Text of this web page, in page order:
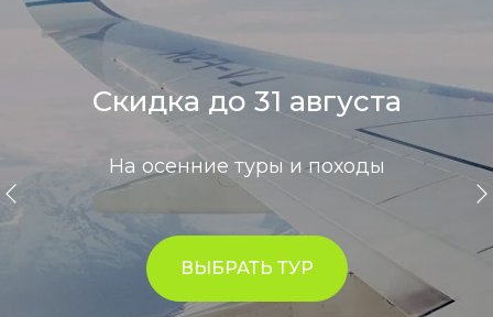
Скидка до 31 августа
На осенние туры и походы
ВЫБРАТЬ ТУР